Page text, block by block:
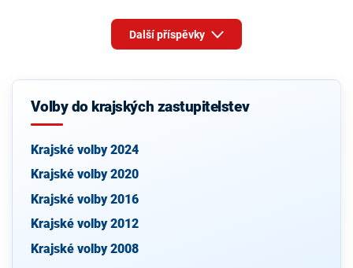
Další příspěvky
Volby do krajských zastupitelstev
Krajské volby 2024
Krajské volby 2020
Krajské volby 2016
Krajské volby 2012
Krajské volby 2008